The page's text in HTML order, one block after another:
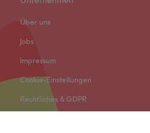
Über uns
Jobs
Impressum
Cookie-Einstellungen
Rechtliches & GDPR